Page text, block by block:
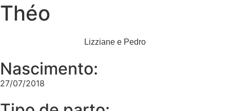
Théo
Lizziane e Pedro
Nascimento:
27/07/2018